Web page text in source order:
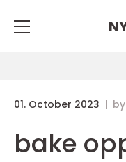
01. October 2023 by
bake